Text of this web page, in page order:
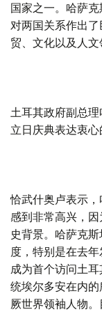
国家之一。哈萨
对两国关系作出
贸、文化以及人文
土耳其政府副总
立日庆典表达衷心
恰武什奥卢表示
感到非常高兴，
史背景。哈萨克
度，特别是在去
成为首个访问土
统埃尔多安在内
厥世界领袖人物